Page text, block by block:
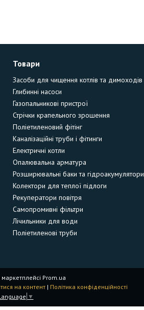
Товари
Засоби для чищення котлів та димоходів
Глибинні насоси
Газопальникові пристрої
Стрічки крапельного зрошення
Поліетиленовий фітінг
Каналізаційні труби і фітинги
Електричні котли
Опалювальна арматура
Розширювальні баки та гідроакумулятори
Колектори для теплої підлоги
Рекуператори повітря
Самопромивні фільтри
Лічильники для води
Поліетиленові труби
Prom.ua
на контент | Політика конфіденційності
▼